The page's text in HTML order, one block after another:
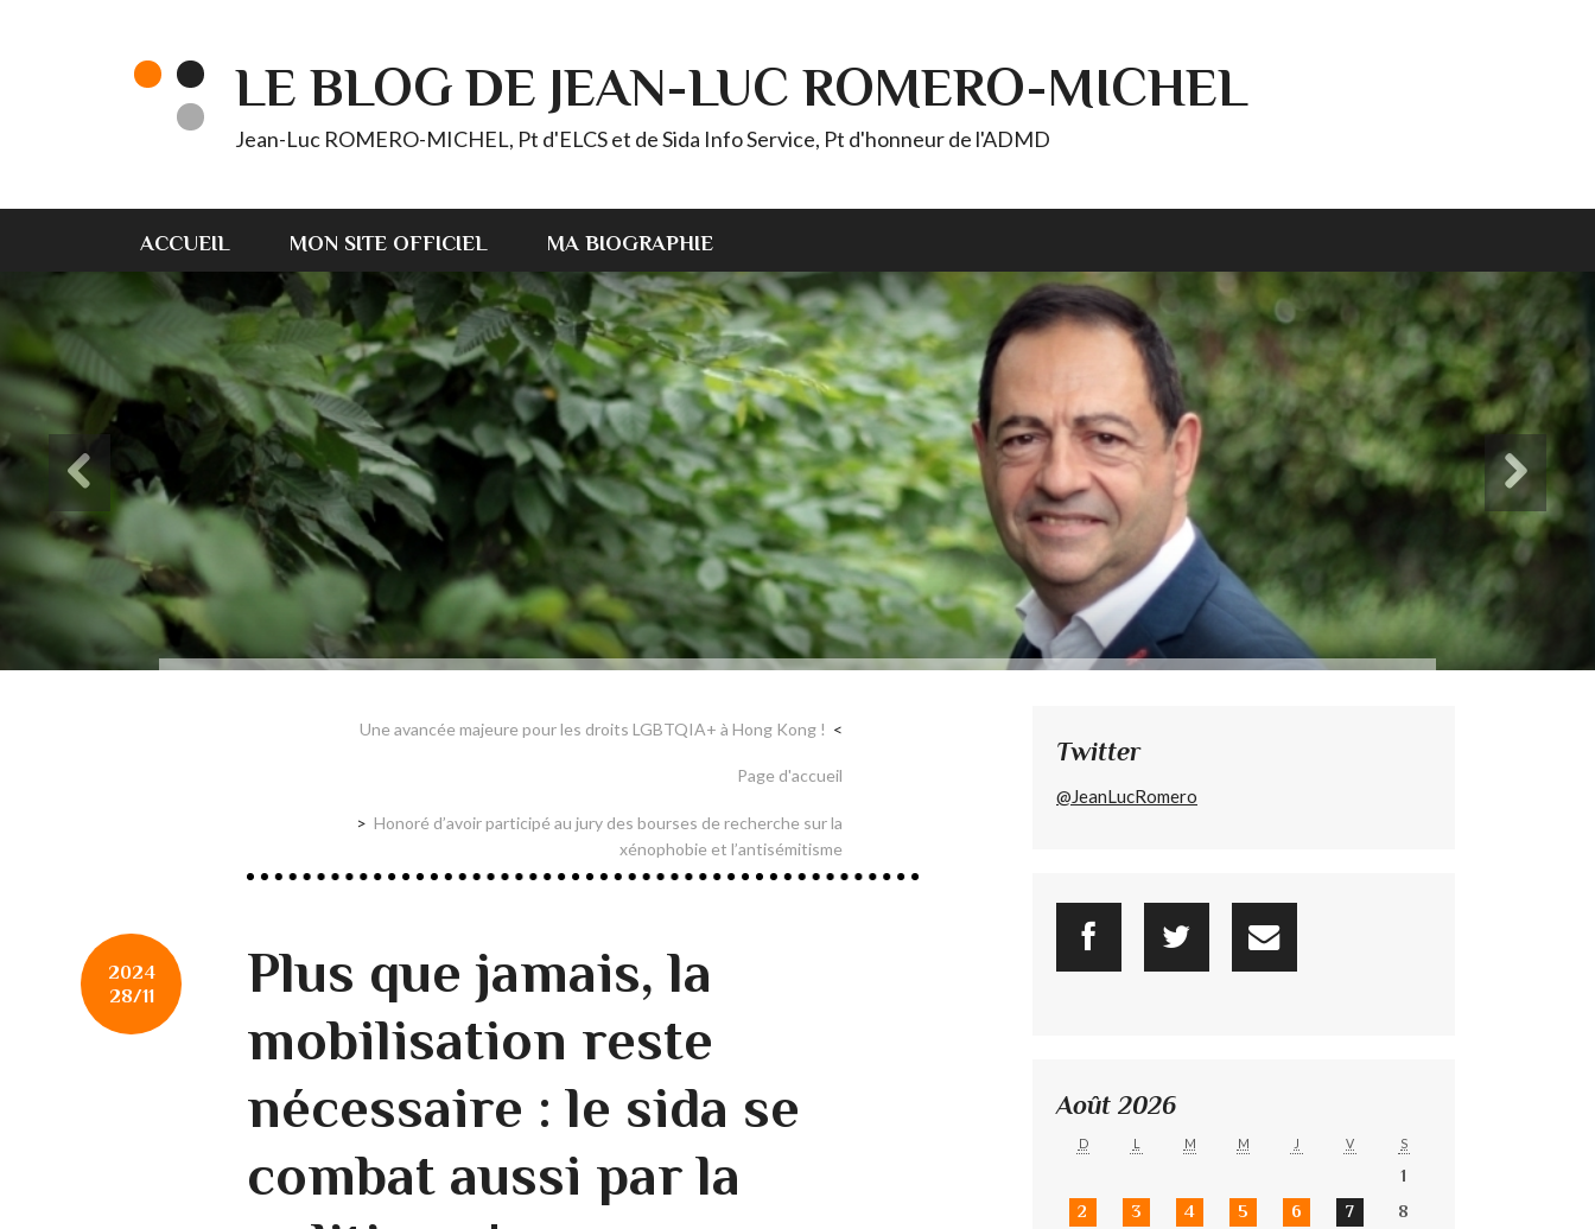
LE BLOG DE JEAN-LUC ROMERO-MICHEL
Jean-Luc ROMERO-MICHEL, Pt d'ELCS et de Sida Info Service, Pt d'honneur de l'ADMD
ACCUEIL MON SITE OFFICIEL MA BIOGRAPHIE
Une avancée majeure pour les droits LGBTQIA+ à Hong Kong !
Page d'accueil
Honoré d’avoir participé au jury des bourses de recherche sur la
xénophobie et l’antisémitisme
2024
28/11
Plus que jamais, la
mobilisation reste
nécessaire : le sida se
combat aussi par la
Twitter
@JeanLucRomero
Août 2026
D L M M J V S
1
2
3 4 5 6 7
8